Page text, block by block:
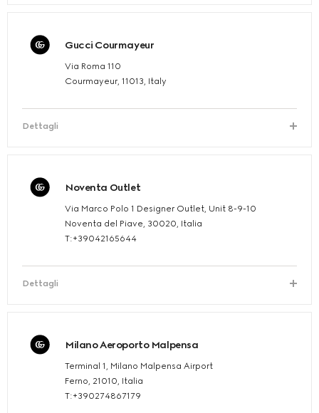
Gucci Courmayeur
Via Roma 110
Courmayeur, 11013, Italy
Dettagli
Noventa Outlet
Via Marco Polo 1 Designer Outlet, Unit 8-9-10
Noventa del Piave, 30020, Italia
T:+39042165644
Dettagli
Milano Aeroporto Malpensa
Terminal 1, Milano Malpensa Airport
Ferno, 21010, Italia
T:+390274867179